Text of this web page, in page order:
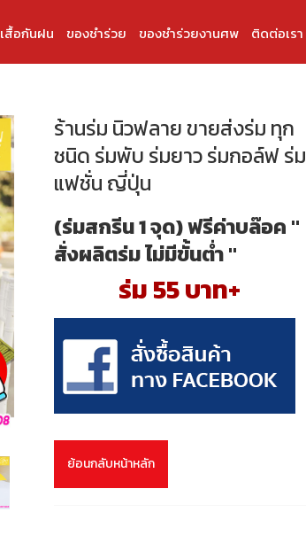
เสื้อกันฝน ของชำร่วย ของชำร่วยงานศพ ติดต่อเรา
ร้านร่ม นิวฟลาย ขายส่งร่ม ทุก
ชนิด ร่มพับ ร่มยาว ร่มกอล์ฟ ร่ม
แฟชั่น ญี่ปุ่น
(ร่มสกรีน 1 จุด) ฟรีค่าบล๊อค "
สั่งผลิตร่ม ไม่มีขั้นต่ำ "
ร่ม 55 บาท+
ย้อนกลับหน้าหลัก